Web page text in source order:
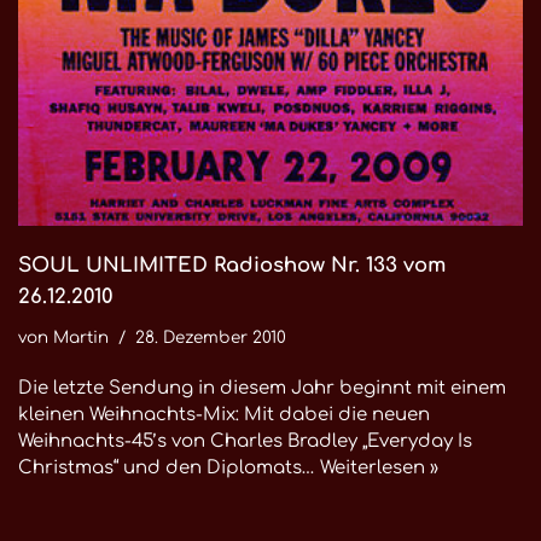
SOUL UNLIMITED Radioshow Nr. 133 vom
26.12.2010
von Martin 28. Dezember 2010
Die letzte Sendung in diesem Jahr beginnt mit einem
kleinen Weihnachts-Mix: Mit dabei die neuen
Weihnachts-45’s von Charles Bradley „Everyday Is
Christmas“ und den Diplomats… Weiterlesen »